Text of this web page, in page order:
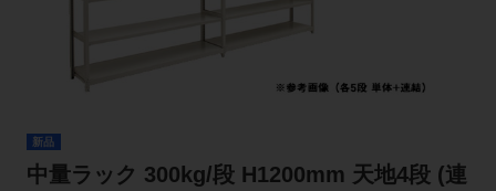
新品
中量ラック 300kg/段 H1200mm 天地4段 (連